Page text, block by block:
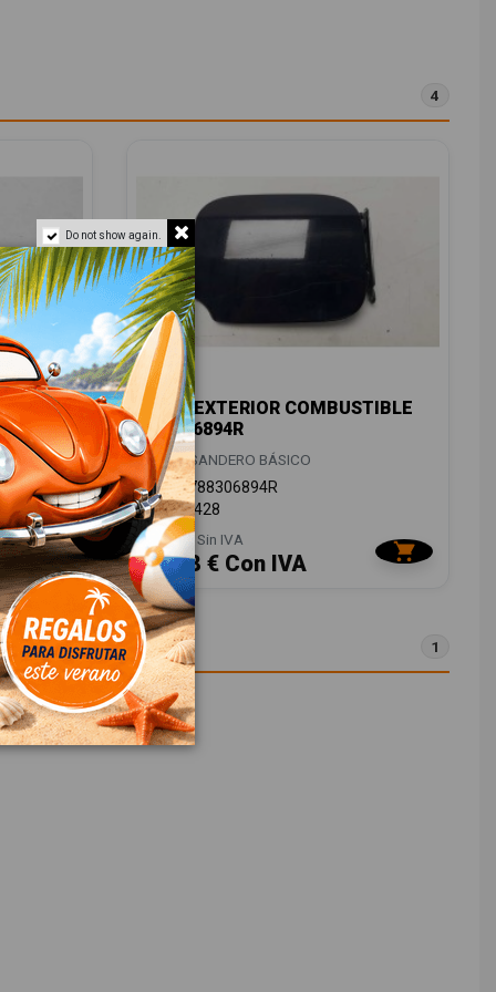
4
TAPA EXTERIOR COMBUSTIBLE
788306894R
DACIA SANDERO BÁSICO
OEM:788306894R
ID:772428
18,00 € Sin IVA
21,78 € Con IVA
1
Do not show again.